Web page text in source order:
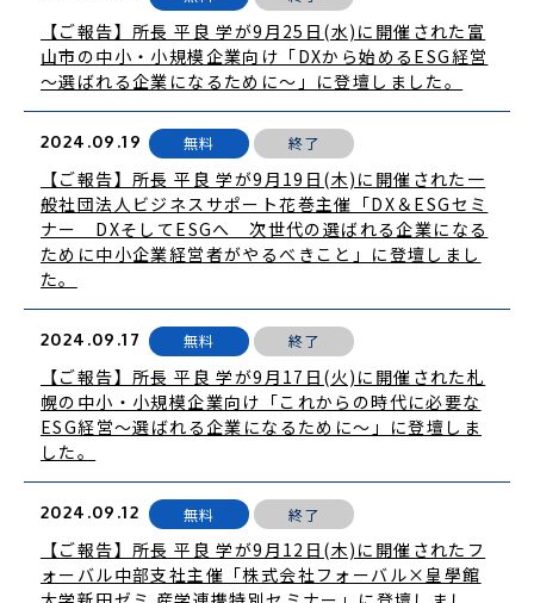
【ご報告】所長 平良 学が9月25日(水)に開催された富
山市の中小・小規模企業向け「DXから始めるESG経営
～選ばれる企業になるために～」に登壇しました。
2024.09.19 無料 終了
【ご報告】所長 平良 学が9月19日(木)に開催された一
般社団法人ビジネスサポート花巻主催「DX＆ESGセミ
ナー DXそしてESGへ 次世代の選ばれる企業になる
ために中小企業経営者がやるべきこと」に登壇しまし
た。
2024.09.17 無料 終了
【ご報告】所長 平良 学が9月17日(火)に開催された札
幌の中小・小規模企業向け「これからの時代に必要な
ESG経営～選ばれる企業になるために～」に登壇しま
した。
2024.09.12 無料 終了
【ご報告】所長 平良 学が9月12日(木)に開催されたフ
ォーバル中部支社主催「株式会社フォーバル×皇學館